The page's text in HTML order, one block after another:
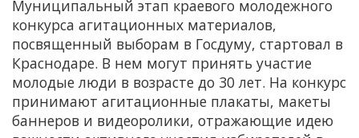
Муниципальный этап краевого молодежного
конкурса агитационных материалов,
посвященный выборам в Госдуму, стартовал в
Краснодаре. В нем могут принять участие
молодые люди в возрасте до 30 лет. На конкурс
принимают агитационные плакаты, макеты
баннеров и видеоролики, отражающие идею